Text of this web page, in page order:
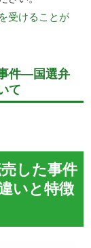
受けることが
件―国選弁
て
した事件
いと特徴